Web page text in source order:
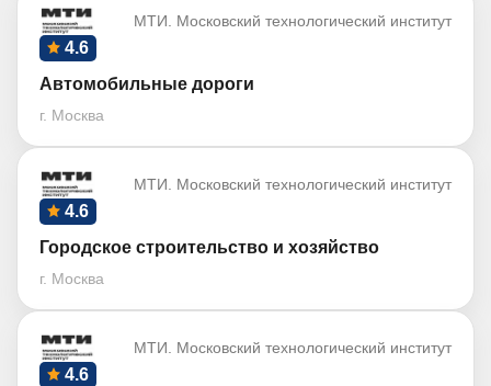
МТИ. Московский технологический институт
4.6
Автомобильные дороги
г. Москва
МТИ. Московский технологический институт
4.6
Городское строительство и хозяйство
г. Москва
МТИ. Московский технологический институт
4.6